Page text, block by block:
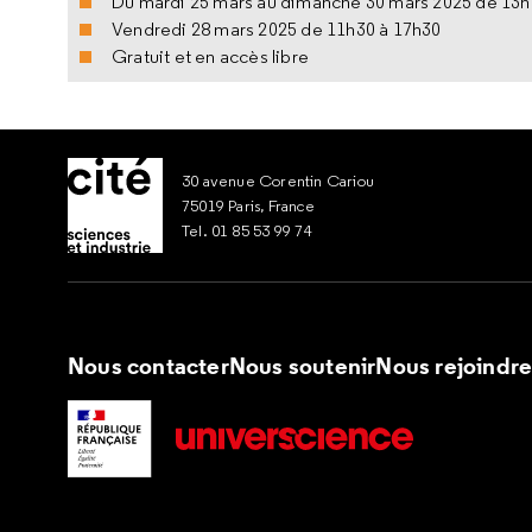
Vendredi 28 mars 2025 de 11h30 à 17h30
Gratuit et en accès libre
30 avenue Corentin Cariou
75019 Paris, France
Tel. 01 85 53 99 74
Nous contacterNous soutenirNous rejoindre